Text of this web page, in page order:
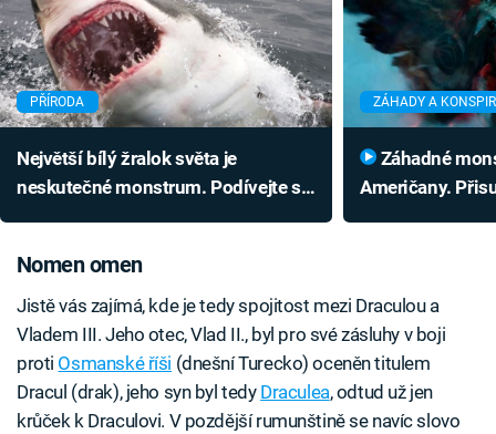
PŘÍRODA
Největší bílý žralok světa je
neskutečné monstrum. Podívejte se
ZÁHADY A
Američany.
Nomen omen
Jistě vás zajímá, kde je tedy spojitost mezi Draculou a
Vladem III. Jeho otec, Vlad II., byl pro své zásluhy v boji
proti Osmanské říši (dnešní Turecko) oceněn titulem
Dracul (drak), jeho syn byl tedy Draculea, odtud už jen
krůček k Draculovi. V pozdější rumunštině se navíc slovo